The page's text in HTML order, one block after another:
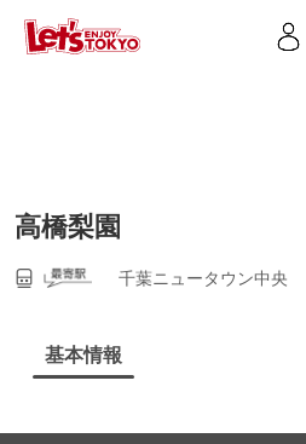
高橋梨園
千葉ニュータウン中央
基本情報